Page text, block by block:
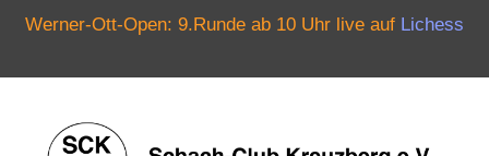
Werner-Ott-Open: 9.Runde ab 10 Uhr live auf Lichess
springen